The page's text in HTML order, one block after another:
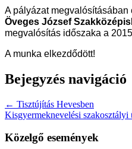
A pályázat megvalósításában
Öveges József
megvalósítás időszaka a
A munka elkezdődött!
Bejegyzés navigáció
← Tisztújítás Hevesben
Kisgyermeknevelési
Közelgő események